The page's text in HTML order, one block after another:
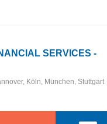
SERVICES -
Köln, München, Stuttgart